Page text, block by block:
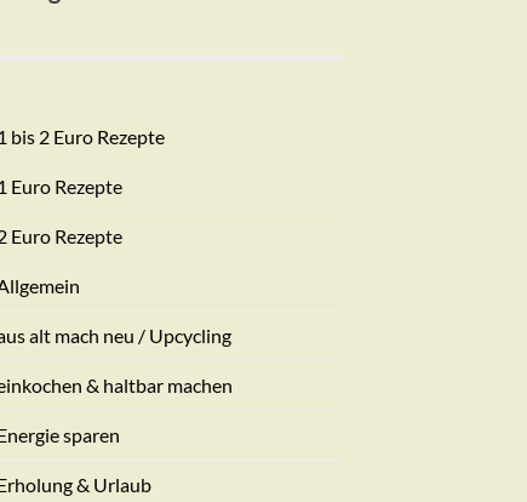
bis 2 Euro Rezepte
Euro Rezepte
Euro Rezepte
alt mach neu / Upcycling
& haltbar machen
sparen
& Urlaub